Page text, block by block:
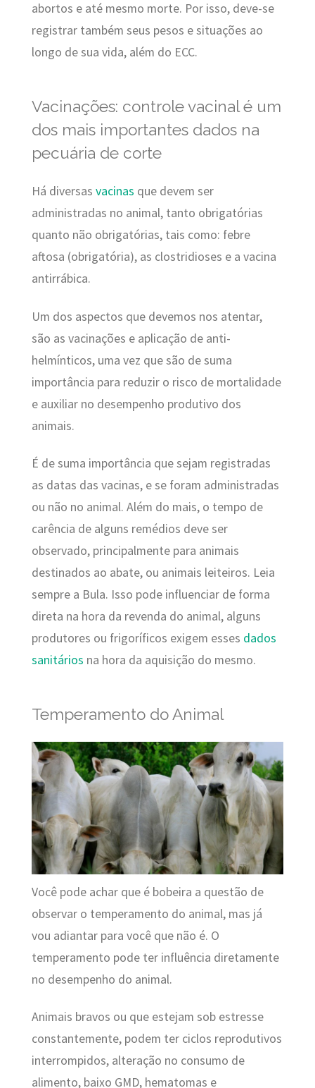
abortos e até mesmo morte. Por isso, deve-se
registrar também seus pesos e situações ao
longo de sua vida, além do ECC.
Vacinações: controle vacinal é um
dos mais importantes dados na
pecuária de corte
Há diversas vacinas que devem ser
administradas no animal, tanto obrigatórias
quanto não obrigatórias, tais como: febre
aftosa (obrigatória), as clostridioses e a vacina
antirrábica.
Um dos aspectos que devemos nos atentar,
são as vacinações e aplicação de anti-
helmínticos, uma vez que são de suma
importância para reduzir o risco de mortalidade
e auxiliar no desempenho produtivo dos
animais.
É de suma importância que sejam registradas
as datas das vacinas, e se foram administradas
ou não no animal. Além do mais, o tempo de
carência de alguns remédios deve ser
observado, principalmente para animais
destinados ao abate, ou animais leiteiros. Leia
sempre a Bula. Isso pode influenciar de forma
direta na hora da revenda do animal, alguns
produtores ou frigoríficos exigem esses dados
sanitários na hora da aquisição do mesmo.
Temperamento do Animal
Você pode achar que é bobeira a questão de
observar o temperamento do animal, mas já
vou adiantar para você que não é. O
temperamento pode ter influência diretamente
no desempenho do animal.
Animais bravos ou que estejam sob estresse
constantemente, podem ter ciclos reprodutivos
interrompidos, alteração no consumo de
alimento, baixo GMD, hematomas e